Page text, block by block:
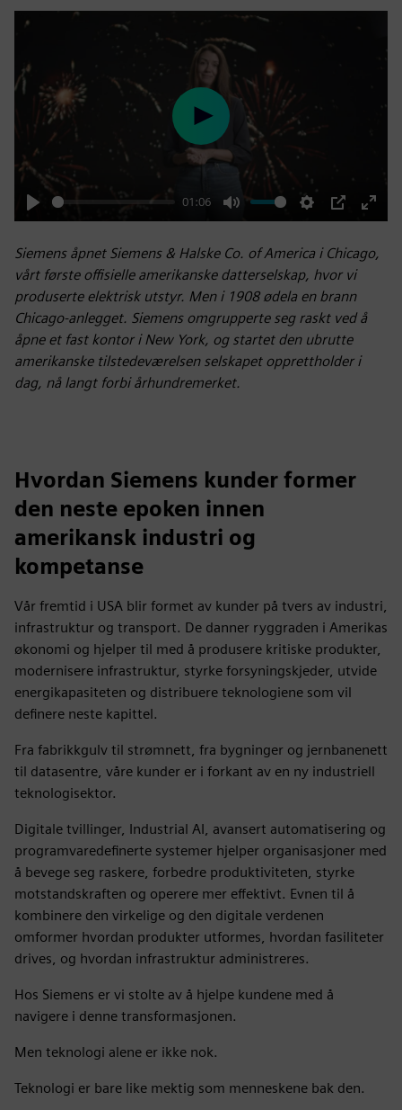
Play
01:06
Mute Settings
PIP
Enter
Play
Siemens åpnet Siemens & Halske Co. of America i Chicago,
vårt første offisielle amerikanske datterselskap, hvor vi
produserte elektrisk utstyr. Men i 1908 ødela en brann
Chicago-anlegget. Siemens omgrupperte seg raskt ved å
åpne et fast kontor i New York, og startet den ubrutte
amerikanske tilstedeværelsen selskapet opprettholder i
dag, nå langt forbi århundremerket.
Hvordan Siemens kunder former
den neste epoken innen
amerikansk industri og
kompetanse
Vår fremtid i USA blir formet av kunder på tvers av industri,
infrastruktur og transport. De danner ryggraden i Amerikas
økonomi og hjelper til med å produsere kritiske produkter,
modernisere infrastruktur, styrke forsyningskjeder, utvide
energikapasiteten og distribuere teknologiene som vil
definere neste kapittel.
Fra fabrikkgulv til strømnett, fra bygninger og jernbanenett
til datasentre, våre kunder er i forkant av en ny industriell
teknologisektor.
Digitale tvillinger, Industrial AI, avansert automatisering og
programvaredefinerte systemer hjelper organisasjoner med
å bevege seg raskere, forbedre produktiviteten, styrke
motstandskraften og operere mer effektivt. Evnen til å
kombinere den virkelige og den digitale verdenen
omformer hvordan produkter utformes, hvordan fasiliteter
drives, og hvordan infrastruktur administreres.
Hos Siemens er vi stolte av å hjelpe kundene med å
navigere i denne transformasjonen.
Men teknologi alene er ikke nok.
Teknologi er bare like mektig som menneskene bak den.